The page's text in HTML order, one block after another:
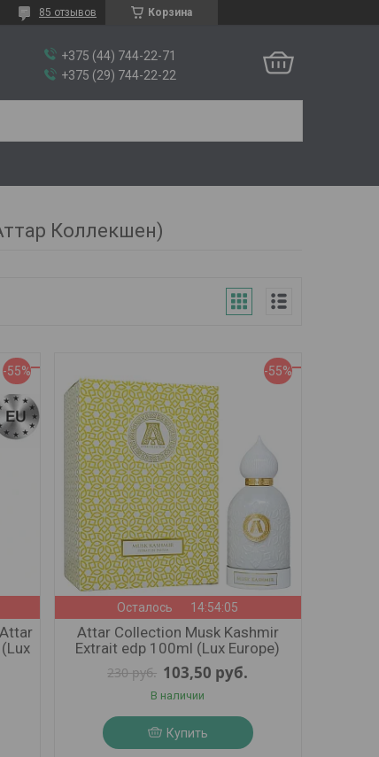
Корзина
85 отзывов
+375 (44) 744-22-71
+375 (29) 744-22-22
Коллекшен)
-55% -55%
Осталось 14:54:03
Attar Collection Musk Kashmir
Extrait edp 100ml (Lux Europe)
230руб. 103,50 руб.
В наличии
Купить